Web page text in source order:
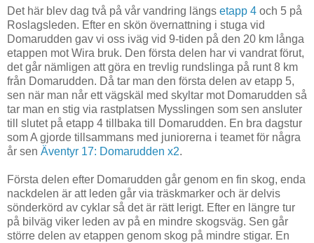
Det här blev dag två på vår vandring längs etapp 4 och 5 på
Roslagsleden. Efter en skön övernattning i stuga vid
Domarudden gav vi oss iväg vid 9-tiden på den 20 km långa
etappen mot Wira bruk. Den första delen har vi vandrat förut,
det går nämligen att göra en trevlig rundslinga på runt 8 km
från Domarudden. Då tar man den första delen av etapp 5,
sen när man når ett vägskäl med skyltar mot Domarudden så
tar man en stig via rastplatsen Mysslingen som sen ansluter
till slutet på etapp 4 tillbaka till Domarudden. En bra dagstur
som A gjorde tillsammans med juniorerna i teamet för några
år sen Äventyr 17: Domarudden x2.
Första delen efter Domarudden går genom en fin skog, enda
nackdelen är att leden går via träskmarker och är delvis
sönderkörd av cyklar så det är rätt lerigt. Efter en längre tur
på bilväg viker leden av på en mindre skogsväg. Sen går
större delen av etappen genom skog på mindre stigar. En